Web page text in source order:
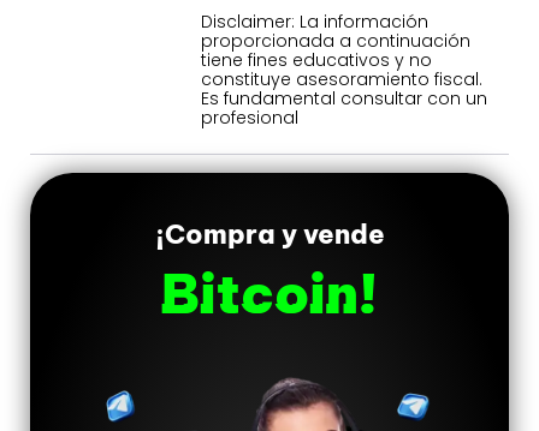
Disclaimer: La información
proporcionada a continuación
tiene fines educativos y no
constituye asesoramiento fiscal.
Es fundamental consultar con un
profesional
¡Compra y vende
Bitcoin!